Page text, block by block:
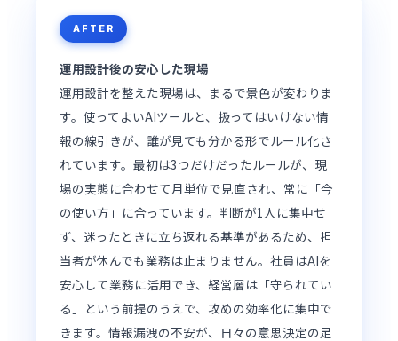
AFTER
運用設計後の安心した現場
運用設計を整えた現場は、まるで景色が変わりま
す。使ってよいAIツールと、扱ってはいけない情
報の線引きが、誰が見ても分かる形でルール化さ
れています。最初は3つだけだったルールが、現
場の実態に合わせて月単位で見直され、常に「今
の使い方」に合っています。判断が1人に集中せ
ず、迷ったときに立ち返れる基準があるため、担
当者が休んでも業務は止まりません。社員はAIを
安心して業務に活用でき、経営層は「守られてい
る」という前提のうえで、攻めの効率化に集中で
きます。情報漏洩の不安が、日々の意思決定の足